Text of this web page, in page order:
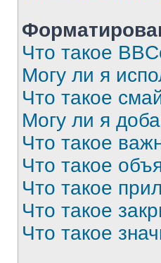
Что такое
Могу ли я
Что такое
Могу ли я
Что такое
Что такое
Что такое
Что такое
Что такое